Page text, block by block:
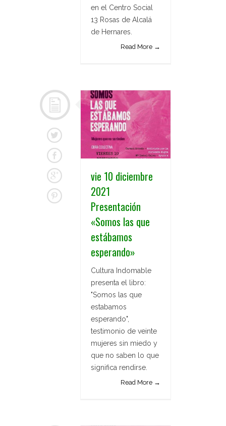
en el Centro Social
13 Rosas de Alcalá
de Hernares.
Read More →
vie 10 diciembre
2021
Presentación
«Somos las que
estábamos
esperando»
Cultura Indomable
presenta el libro:
"Somos las que
estabamos
esperando",
testimonio de veinte
mujeres sin miedo y
que no saben lo que
significa rendirse.
Read More →